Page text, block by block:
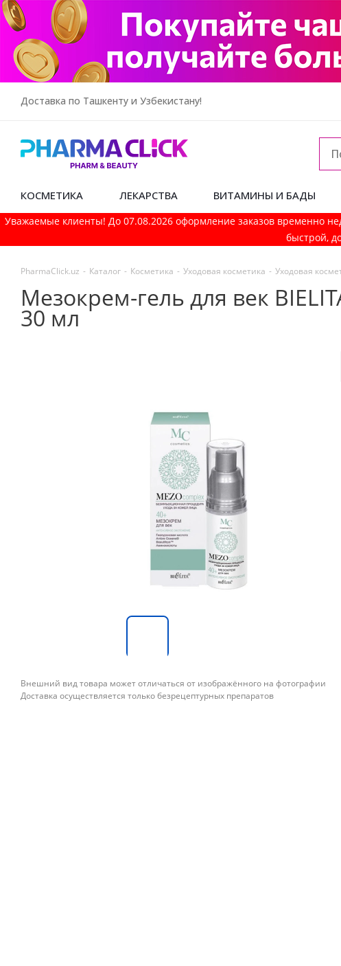
Доставка по Ташкенту и Узбекистану!
КОСМЕТИКА ЛЕКАРСТВА ВИТАМИНЫ И БАДЫ
Уважаемые клиенты! До 07.08.2026 оформление заказов временно
быстрой,
PharmaСlick.uz - Каталог - Косметика - Уходовая косметика - Уходовая
Мезокрем-гель для век
30 мл
Внешний вид товара может отличаться от изображённого на фотографии
Доставка осуществляется только безрецептурных препаратов